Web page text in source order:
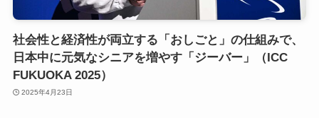
社会性と経済性が両立する「おしごと」の仕組みで、
日本中に元気なシニアを増やす「ジーバー」（ICC
FUKUOKA 2025）
2025年4月23日